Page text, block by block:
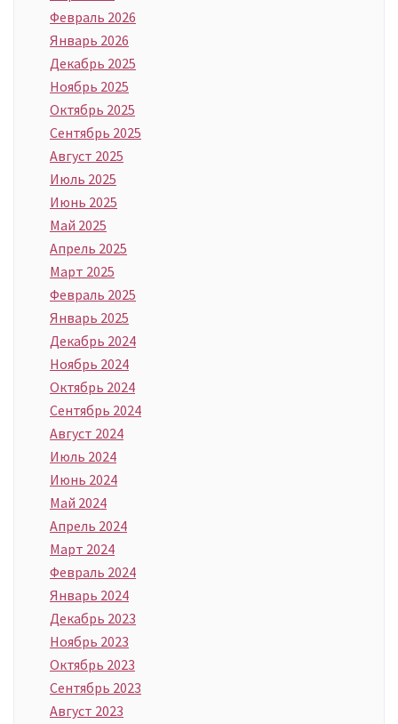
Февраль 2026
Январь 2026
Декабрь 2025
Ноябрь 2025
Октябрь 2025
Сентябрь 2025
Август 2025
Июль 2025
Июнь 2025
Май 2025
Апрель 2025
Март 2025
Февраль 2025
Январь 2025
Декабрь 2024
Ноябрь 2024
Октябрь 2024
Сентябрь 2024
Август 2024
Июль 2024
Июнь 2024
Май 2024
Апрель 2024
Март 2024
Февраль 2024
Январь 2024
Декабрь 2023
Ноябрь 2023
Октябрь 2023
Сентябрь 2023
Август 2023